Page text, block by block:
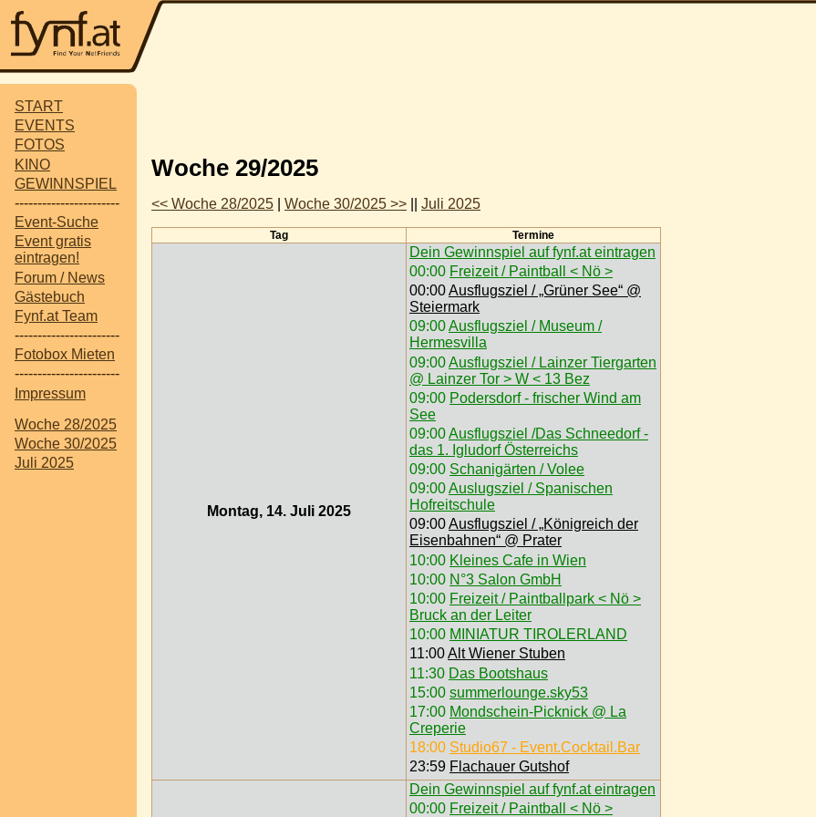
START
EVENTS
FOTOS
KINO
GEWINNSPIEL
-----------------------
Event-Suche
Event gratis
eintragen!
Forum / News
Gästebuch
Fynf.at Team
-----------------------
Fotobox Mieten
-----------------------
Impressum
Woche 28/2025
Woche 30/2025
Juli 2025
Woche 29/2025
<< Woche 28/2025 Woche 30/2025 >> Juli 2025
Tag Termine
Montag, 14. Juli 2025
Dein Gewinnspiel auf fynf.at eintragen
00:00 Freizeit / Paintball < Nö >
00:00Ausflugsziel / „Grüner See“ @
Steiermark
09:00Ausflugsziel / Museum /
Hermesvilla
09:00Ausflugsziel / Lainzer Tiergarten
@ Lainzer Tor > W < 13 Bez
09:00 Podersdorf - frischer Wind am
See
09:00Ausflugsziel /Das Schneedorf -
das 1. Igludorf Österreichs
09:00 Schanigärten / Volee
09:00Auslugsziel / Spanischen
Hofreitschule
09:00Ausflugsziel / „Königreich der
Eisenbahnen“ @ Prater
10:00 Kleines Cafe in Wien
10:00 N°3 Salon GmbH
10:00 Freizeit / Paintballpark < Nö >
Bruck an der Leiter
10:00 MINIATUR TIROLERLAND
11:00Alt Wiener Stuben
11:30 Das Bootshaus
15:00 summerlounge.sky53
17:00 Mondschein-Picknick @ La
Creperie
18:00 Studio67 - Event.Cocktail.Bar
23:59 Flachauer Gutshof
Dein Gewinnspiel auf fynf.at eintragen
00:00 Freizeit / Paintball < Nö >